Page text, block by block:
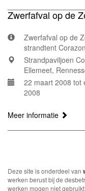
Zwerfafval op de
Zwerfafval op de
strandtent Corazon
Strandpaviljoen
Ellemeet,
22 maart 2008 tot
2008
Meer informatie
Deze site is onderdeel van
werken berust bij de
werken mogen niet